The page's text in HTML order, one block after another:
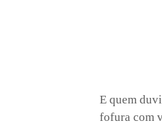
E quem
fofura com